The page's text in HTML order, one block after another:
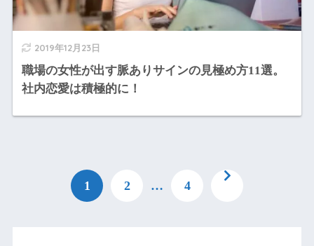
2019年12月23日
職場の女性が出す脈ありサインの見極め方11選。
社内恋愛は積極的に！
1 2 … 4